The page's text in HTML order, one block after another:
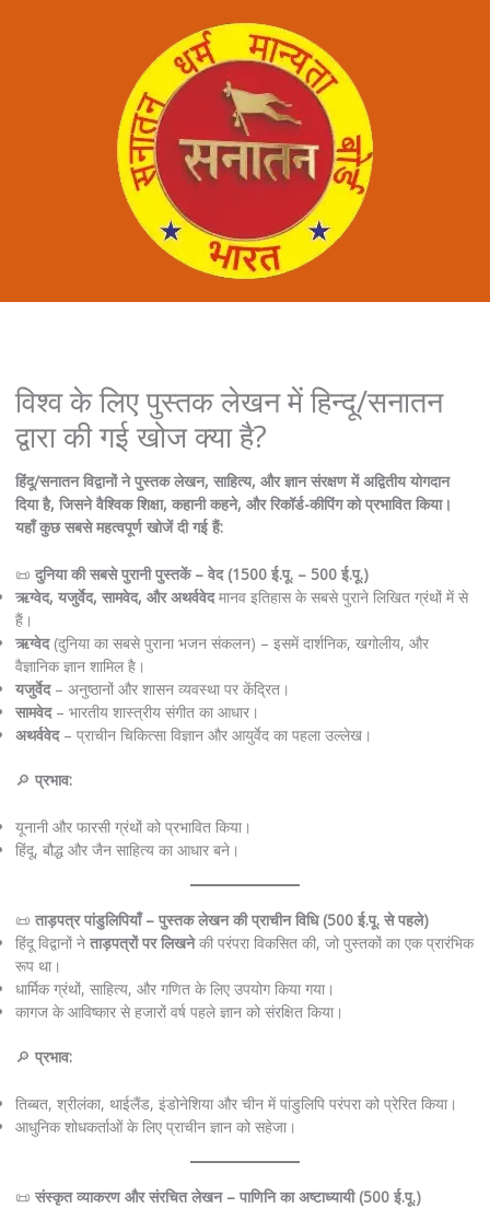
विश्व के लिए पुस्तक लेखन में हिन्दू/सनातन
द्वारा की गई खोज क्या है?
हिंदू/सनातन विद्वानों ने पुस्तक लेखन, साहित्य, और ज्ञान संरक्षण में अद्वितीय योगदान
दिया है, जिसने वैश्विक शिक्षा, कहानी कहने, और रिकॉर्ड-कीपिंग को प्रभावित किया।
यहाँ कुछ सबसे महत्वपूर्ण खोजें दी गई हैं:
📜 दुनिया की सबसे पुरानी पुस्तकें – वेद (1500 ई.पू. – 500 ई.पू.)
ऋग्वेद, यजुर्वेद, सामवेद, और अथर्ववेदमानव इतिहास के सबसे पुराने लिखित ग्रंथों में से
हैं।
ऋग्वेद(दुनिया का सबसे पुराना भजन संकलन) – इसमें दार्शनिक, खगोलीय, और
वैज्ञानिक ज्ञान शामिल है।
यजुर्वेद– अनुष्ठानों और शासन व्यवस्था पर केंद्रित।
सामवेद– भारतीय शास्त्रीय संगीत का आधार।
अथर्ववेद– प्राचीन चिकित्सा विज्ञान और आयुर्वेद का पहला उल्लेख।
🔎 प्रभाव:
यूनानी और फारसी ग्रंथों को प्रभावित किया।
हिंदू, बौद्ध और जैन साहित्य का आधार बने।
📜 ताड़पत्र पांडुलिपियाँ – पुस्तक लेखन की प्राचीन विधि (500 ई.पू. से पहले)
हिंदू विद्वानों ने ताड़पत्रों पर लिखनेकी परंपरा विकसित की, जो पुस्तकों का एक प्रारंभिक
रूप था।
धार्मिक ग्रंथों, साहित्य, और गणित के लिए उपयोग किया गया।
कागज के आविष्कार से हजारों वर्ष पहले ज्ञान को संरक्षित किया।
🔎 प्रभाव:
तिब्बत, श्रीलंका, थाईलैंड, इंडोनेशिया और चीन में पांडुलिपि परंपरा को प्रेरित किया।
आधुनिक शोधकर्ताओं के लिए प्राचीन ज्ञान को सहेजा।
📜 संस्कृत व्याकरण और संरचित लेखन – पाणिनि का अष्टाध्यायी (500 ई.पू.)